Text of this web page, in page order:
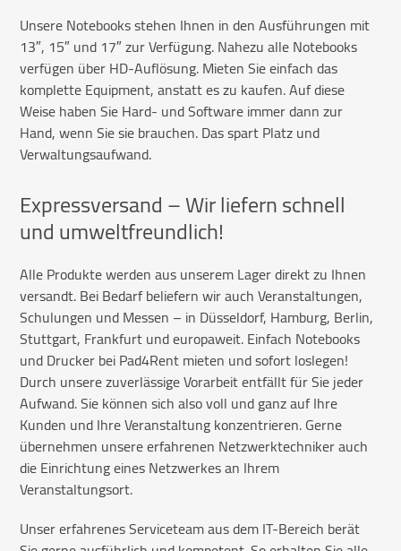
Unsere Notebooks stehen Ihnen in den Ausführungen mit
13″, 15″ und 17″ zur Verfügung. Nahezu alle Notebooks
verfügen über HD-Auflösung. Mieten Sie einfach das
komplette Equipment, anstatt es zu kaufen. Auf diese
Weise haben Sie Hard- und Software immer dann zur
Hand, wenn Sie sie brauchen. Das spart Platz und
Verwaltungsaufwand.
Expressversand – Wir liefern schnell
und umweltfreundlich!
Alle Produkte werden aus unserem Lager direkt zu Ihnen
versandt. Bei Bedarf beliefern wir auch Veranstaltungen,
Schulungen und Messen – in Düsseldorf, Hamburg, Berlin,
Stuttgart, Frankfurt und europaweit. Einfach Notebooks
und Drucker bei Pad4Rent mieten und sofort loslegen!
Durch unsere zuverlässige Vorarbeit entfällt für Sie jeder
Aufwand. Sie können sich also voll und ganz auf Ihre
Kunden und Ihre Veranstaltung konzentrieren. Gerne
übernehmen unsere erfahrenen Netzwerktechniker auch
die Einrichtung eines Netzwerkes an Ihrem
Veranstaltungsort.
Unser erfahrenes Serviceteam aus dem IT-Bereich berät